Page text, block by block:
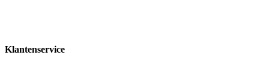
Klantenservice